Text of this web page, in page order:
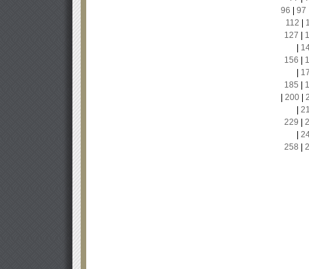
96
97
112
127
156
185
200|
229
258